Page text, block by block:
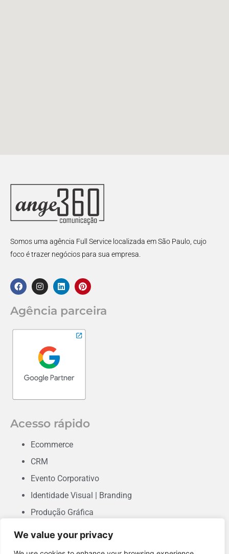
We value your privacy
Somos uma agência Full Service localizada em São Paulo, cujo
foco é trazer negócios para sua empresa.
Agência parceira
Acesso rápido
Ecommerce
CRM
Evento Corporativo
Identidade Visual | Branding
Produção Gráfica
Consultoria em Marketing